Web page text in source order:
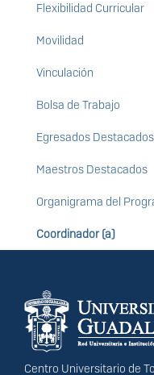
Flexibilidad Curricular
Movilidad
Vinculación
Bolsa de Trabajo
Egresados Destacados
Maestros Destacados
Organigrama del
Coordinador (a)
Información
portal
Centro Universitario de